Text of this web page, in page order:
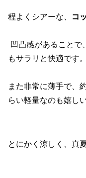
程よくシアーな、 コ
凹凸感があることで
もサラリと快適です。
また非常に薄手で、
らい軽量なのも嬉し
とにかく涼しく、真